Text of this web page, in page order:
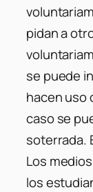
pidan a
se puede
hacen uso
caso se
soterrada.
Los
los